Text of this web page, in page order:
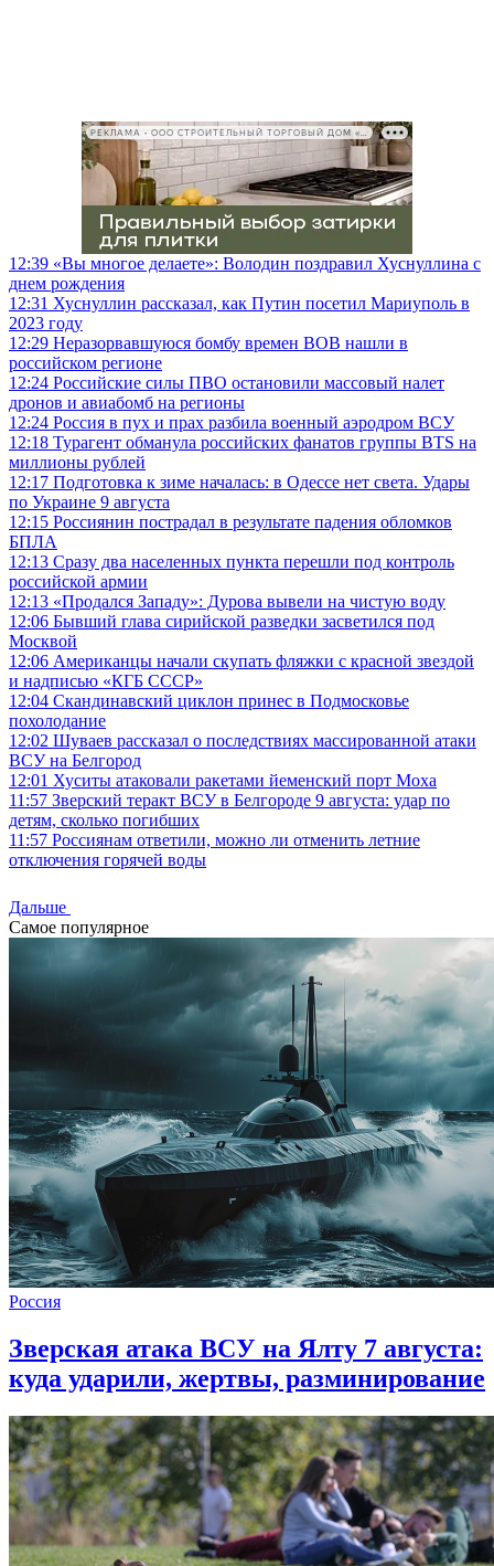
РЕКЛАМА • ООО СТРОИТЕЛЬНЫЙ ТОРГОВЫЙ ДОМ «ПЕТРОВИЧ», ИНН 7802348846
12:39 «Вы многое делаете»: Володин поздравил Хуснуллина с
днем рождения
12:31 Хуснуллин рассказал, как Путин посетил Мариуполь в
2023 году
12:29 Неразорвавшуюся бомбу времен ВОВ нашли в
российском регионе
12:24 Российские силы ПВО остановили массовый налет
дронов и авиабомб на регионы
12:24 Россия в пух и прах разбила военный аэродром ВСУ
12:18 Турагент обманула российских фанатов группы BTS на
миллионы рублей
12:17 Подготовка к зиме началась: в Одессе нет света. Удары
по Украине 9 августа
12:15 Россиянин пострадал в результате падения обломков
БПЛА
12:13 Сразу два населенных пункта перешли под контроль
российской армии
12:13 «Продался Западу»: Дурова вывели на чистую воду
12:06 Бывший глава сирийской разведки засветился под
Москвой
12:06 Американцы начали скупать фляжки с красной звездой
и надписью «КГБ СССР»
12:04 Скандинавский циклон принес в Подмосковье
похолодание
12:02 Шуваев рассказал о последствиях массированной атаки
ВСУ на Белгород
12:01 Хуситы атаковали ракетами йеменский порт Моха
11:57 Зверский теракт ВСУ в Белгороде 9 августа: удар по
детям, сколько погибших
11:57 Россиянам ответили, можно ли отменить летние
отключения горячей воды
Дальше
Самое популярное
Россия
Зверская атака ВСУ на Ялту 7 августа:
куда ударили, жертвы, разминирование